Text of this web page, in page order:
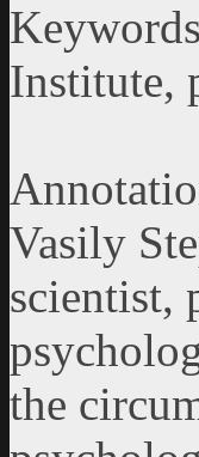
Institute,
Vasily
scientist,
the